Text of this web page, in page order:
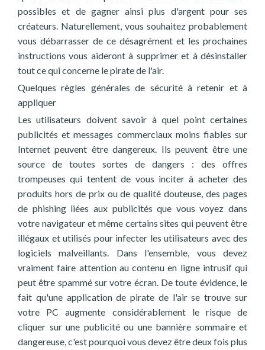
possibles et de gagner ainsi plus d'argent pour ses
créateurs. Naturellement, vous souhaitez probablement
vous débarrasser de ce désagrément et les prochaines
instructions vous aideront à supprimer et à désinstaller
tout ce qui concerne le pirate de l'air.
Quelques règles générales de sécurité à retenir et à
appliquer
Les utilisateurs doivent savoir à quel point certaines
publicités et messages commerciaux moins fiables sur
Internet peuvent être dangereux. Ils peuvent être une
source de toutes sortes de dangers : des offres
trompeuses qui tentent de vous inciter à acheter des
produits hors de prix ou de qualité douteuse, des pages
de phishing liées aux publicités que vous voyez dans
votre navigateur et même certains sites qui peuvent être
illégaux et utilisés pour infecter les utilisateurs avec des
logiciels malveillants. Dans l'ensemble, vous devez
vraiment faire attention au contenu en ligne intrusif qui
peut être spammé sur votre écran. De toute évidence, le
fait qu'une application de pirate de l'air se trouve sur
votre PC augmente considérablement le risque de
cliquer sur une publicité ou une bannière sommaire et
dangereuse, c'est pourquoi vous devez être deux fois plus